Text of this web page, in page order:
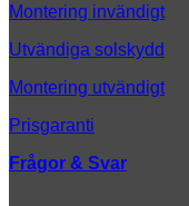
Montering invändigt
Utvändiga solskydd
Montering utvändigt
Prisgaranti
Frågor & Svar